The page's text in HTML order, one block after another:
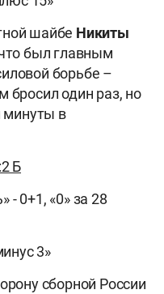
шайбе Никиты
был главным
борьбе –
бросил один раз, но
минуты в
Б
- 0+1, «0» за 28
3»
сборной России